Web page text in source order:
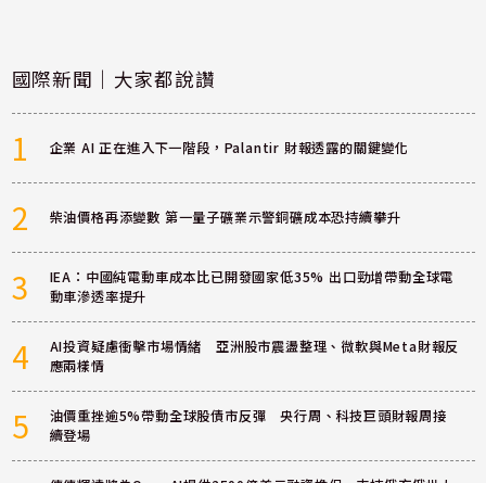
國際新聞｜大家都說讚
1 企業 AI 正在進入下一階段，Palantir 財報透露的關鍵變化
2 柴油價格再添變數 第一量子礦業示警銅礦成本恐持續攀升
3
IEA：中國純電動車成本比已開發國家低35% 出口勁增帶動全球電
動車滲透率提升
4
AI投資疑慮衝擊市場情緒 亞洲股市震盪整理、微軟與Meta財報反
應兩樣情
5
油價重挫逾5%帶動全球股債市反彈 央行周、科技巨頭財報周接
續登場